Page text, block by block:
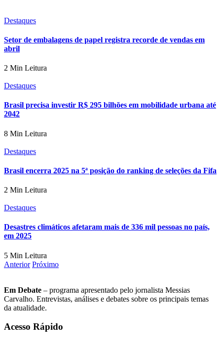
Destaques
Setor de embalagens de papel registra recorde de vendas em
abril
2 Min Leitura
Destaques
Brasil precisa investir R$ 295 bilhões em mobilidade urbana até
2042
8 Min Leitura
Destaques
Brasil encerra 2025 na 5ª posição do ranking de seleções da Fifa
2 Min Leitura
Destaques
Desastres climáticos afetaram mais de 336 mil pessoas no país,
em 2025
5 Min Leitura
Anterior Próximo
Em Debate – programa apresentado pelo jornalista Messias
Carvalho. Entrevistas, análises e debates sobre os principais temas
da atualidade.
Acesso Rápido